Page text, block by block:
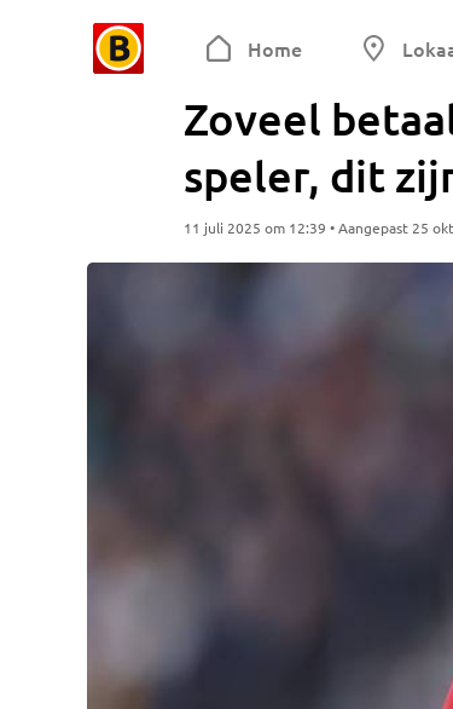
Home
Zoveel
speler, dit
11 juli 2025 om 12:39 • Aangepast 25